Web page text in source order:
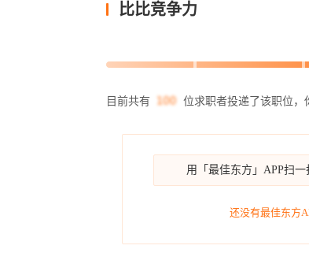
比比竞争力
目前共有 位求职者投递了该职位，
用「最佳东方」APP扫
还没有最佳东方